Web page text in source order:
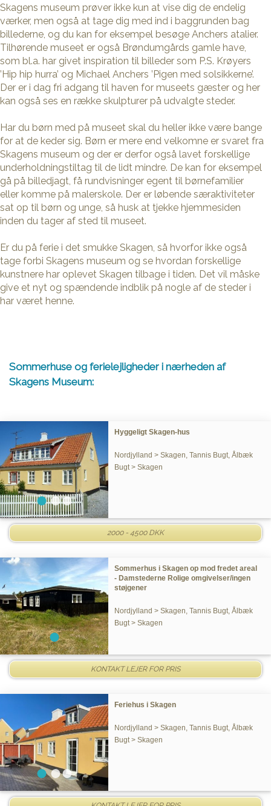
Skagens museum prøver ikke kun at vise dig de endelig
værker, men også at tage dig med ind i baggrunden bag
billederne, og du kan for eksempel besøge Anchers atalier.
Tilhørende museet er også Brøndumgårds gamle have,
som bl.a. har givet inspiration til billeder som P.S. Krøyers
’Hip hip hurra’ og Michael Anchers ’Pigen med solsikkerne’.
Der er i dag fri adgang til haven for museets gæster og her
kan også ses en række skulpturer på udvalgte steder.
Har du børn med på museet skal du heller ikke være bange
for at de keder sig. Børn er mere end velkomne er svaret fra
Skagens museum og der er derfor også lavet forskellige
underholdningstiltag til de lidt mindre. De kan for eksempel
gå på billedjagt, få rundvisninger egent til børnefamilier
eller komme på malerskole. Der er løbende særaktiviteter
sat op til børn og unge, så husk at tjekke hjemmesiden
inden du tager af sted til museet.
Er du på ferie i det smukke Skagen, så hvorfor ikke også
tage forbi Skagens museum og se hvordan forskellige
kunstnere har oplevet Skagen tilbage i tiden. Det vil måske
give et nyt og spændende indblik på nogle af de steder i
har været henne.
Sommerhuse og ferielejligheder i nærheden af
Skagens Museum:
Hyggeligt Skagen-hus
Nordjylland > Skagen, Tannis Bugt, Ålbæk
Bugt > Skagen
2000 - 4500 DKK
Sommerhus i Skagen op mod fredet areal
- Damstederne Rolige omgivelser/ingen
støjgener
Nordjylland > Skagen, Tannis Bugt, Ålbæk
Bugt > Skagen
KONTAKT LEJER FOR PRIS
Feriehus i Skagen
Nordjylland > Skagen, Tannis Bugt, Ålbæk
Bugt > Skagen